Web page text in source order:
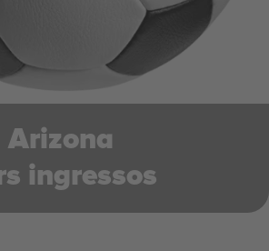
ingressos